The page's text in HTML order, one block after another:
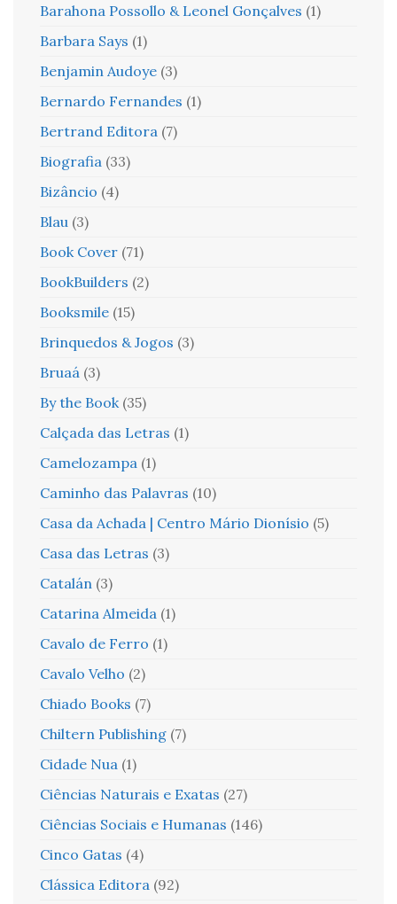
Barahona Possollo & Leonel Gonçalves (1)
Barbara Says (1)
Benjamin Audoye (3)
Bernardo Fernandes (1)
Bertrand Editora (7)
Biografia (33)
Bizâncio (4)
Blau (3)
Book Cover (71)
BookBuilders (2)
Booksmile (15)
Brinquedos & Jogos (3)
Bruaá (3)
By the Book (35)
Calçada das Letras (1)
Camelozampa (1)
Caminho das Palavras (10)
Casa da Achada | Centro Mário Dionísio (5)
Casa das Letras (3)
Catalán (3)
Catarina Almeida (1)
Cavalo de Ferro (1)
Cavalo Velho (2)
Chiado Books (7)
Chiltern Publishing (7)
Cidade Nua (1)
Ciências Naturais e Exatas (27)
Ciências Sociais e Humanas (146)
Cinco Gatas (4)
Clássica Editora (92)